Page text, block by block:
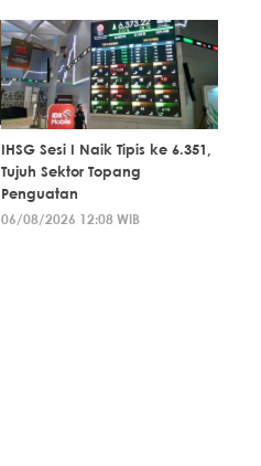
IHSG Sesi I Naik Tipis ke 6.351,
Tujuh Sektor Topang
Penguatan
06/08/2026 12:08 WIB